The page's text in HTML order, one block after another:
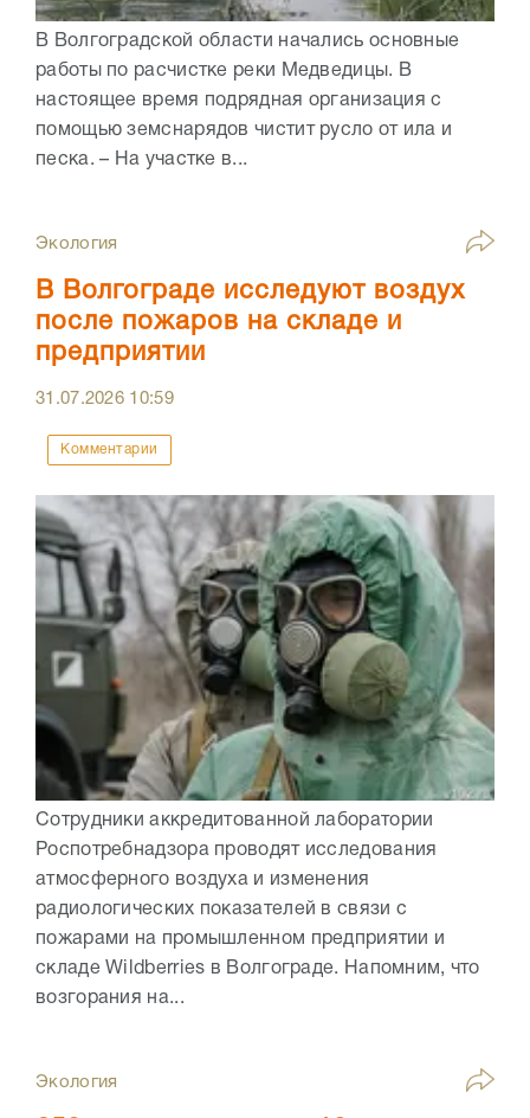
В Волгоградской области начались основные
работы по расчистке реки Медведицы. В
настоящее время подрядная организация с
помощью земснарядов чистит русло от ила и
песка. – На участке в...
Экология
В Волгограде исследуют воздух
после пожаров на складе и
предприятии
31.07.2026 10:59
Комментарии
Сотрудники аккредитованной лаборатории
Роспотребнадзора проводят исследования
атмосферного воздуха и изменения
радиологических показателей в связи с
пожарами на промышленном предприятии и
складе Wildberries в Волгограде. Напомним, что
возгорания на...
Экология